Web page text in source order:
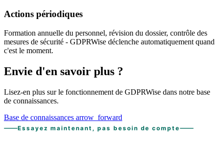
Actions périodiques
Formation annuelle du personnel, révision du dossier, contrôle des
mesures de sécurité - GDPRWise déclenche automatiquement quand
c'est le moment.
Envie d'en savoir plus ?
Lisez-en plus sur le fonctionnement de GDPRWise dans notre base
de connaissances.
Base de connaissances arrow_forward
Essayez maintenant, pas besoin de compte